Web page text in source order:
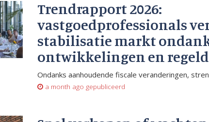
Trendrapport 2026:
vastgoedprofessionals
stabilisatie markt
ontwikkelingen en
Ondanks aanhoudende fiscale veranderingen,
a month ago gepubliceerd